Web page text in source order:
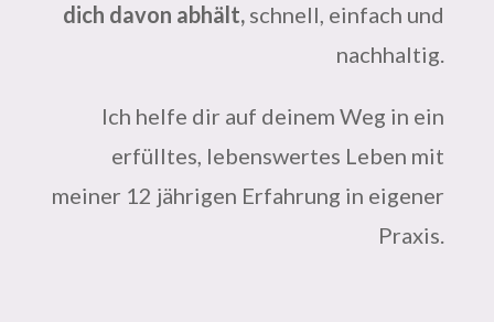
dich davon abhält, schnell, einfach und
nachhaltig.
Ich helfe dir auf deinem Weg in ein
erfülltes, lebenswertes Leben mit
meiner 12 jährigen Erfahrung in eigener
Praxis.